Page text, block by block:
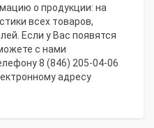
о продукции: на
всех товаров,
Если у Вас появятся
с нами
8 (846) 205-04-06
адресу